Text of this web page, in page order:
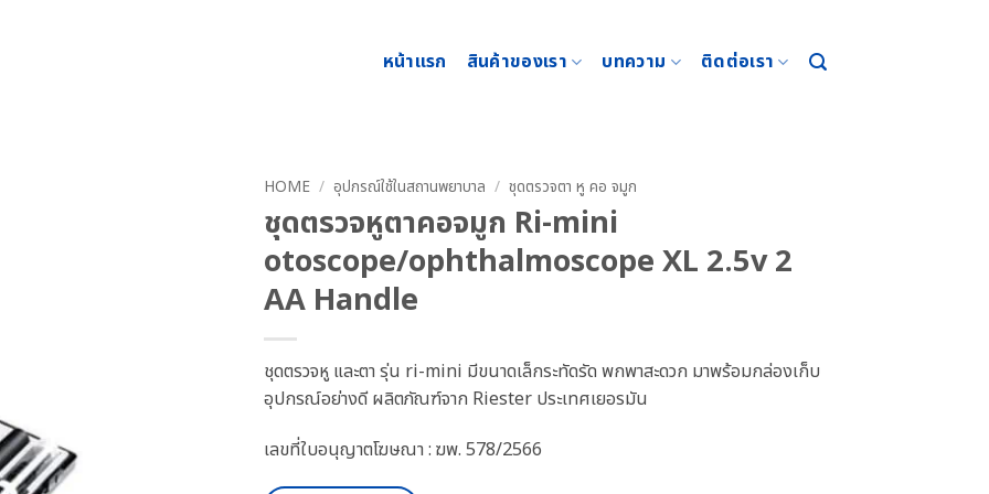
หน้าแรก สินค้าของเรา บทความ ติดต่อเรา
HOME / อุปกรณ์ใช้ในสถานพยาบาล / ชุดตรวจตา หู คอ จมูก
ชุดตรวจหูตาคอจมูก Ri-mini
otoscope/ophthalmoscope XL 2.5v 2
AA Handle
ชุดตรวจหู และตา รุ่น ri-mini มีขนาดเล็กระทัดรัด พกพาสะดวก มาพร้อมกล่องเก็บ
อุปกรณ์อย่างดี ผลิตภัณฑ์จาก Riester ประเทศเยอรมัน
เลขที่ใบอนุญาตโฆษณา : ฆพ. 578/2566